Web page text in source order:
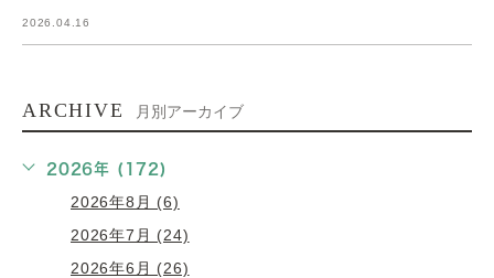
2026.04.16
ARCHIVE 月別アーカイブ
2026年 (172)
2026年8月 (6)
2026年7月 (24)
2026年6月 (26)